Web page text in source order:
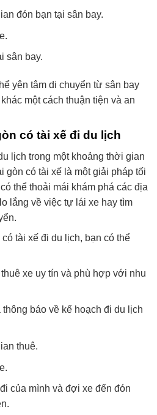
đón bạn tại sân bay.
sân bay.
yên tâm di chuyển từ sân bay
một cách thuận tiện và an
có tài xế đi du lịch
lịch trong một khoảng thời gian
gòn có tài xế là một giải pháp tối
thể thoải mái khám phá các địa
lắng về việc tự lái xe hay tìm
tài xế đi du lịch, bạn có thể
xe uy tín và phù hợp với nhu
báo về kế hoạch đi du lịch
thuê.
của mình và đợi xe đến đón